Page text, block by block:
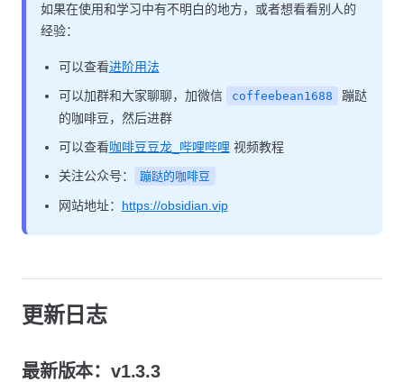
如果在使用和学习中有不明白的地方，或者想看看别人的
经验：
可以查看进阶用法
可以加群和大家聊聊，加微信
coffeebean1688
蹦跶
的咖啡豆，然后进群
可以查看咖啡豆豆龙_哔哩哔哩 视频教程
关注公众号：
蹦跶的咖啡豆
网站地址： https://obsidian.vip
更新日志
最新版本：v1.3.3